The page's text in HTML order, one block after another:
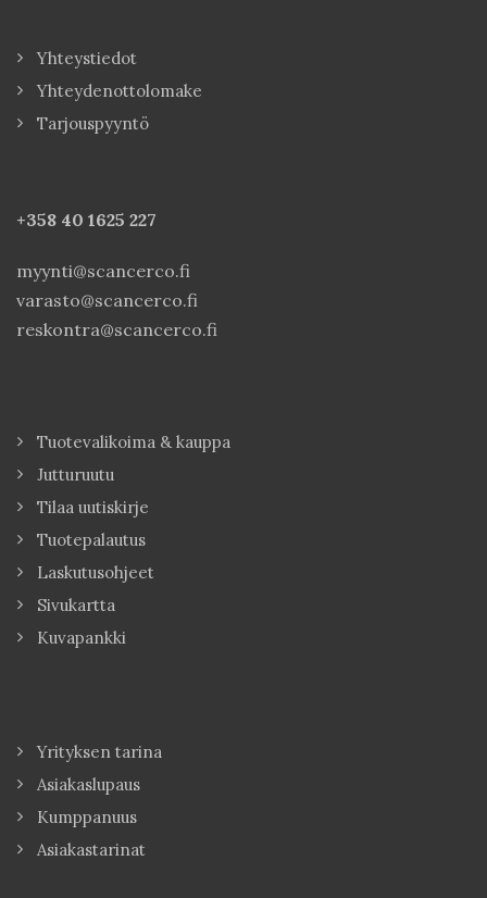
Yhteystiedot
Yhteydenottolomake
Tarjouspyyntö
+358 40 1625 227
myynti@scancerco.fi
varasto@scancerco.fi
reskontra@scancerco.fi
Tuotevalikoima & kauppa
Jutturuutu
Tilaa uutiskirje
Tuotepalautus
Laskutusohjeet
Sivukartta
Kuvapankki
Yrityksen tarina
Asiakaslupaus
Kumppanuus
Asiakastarinat